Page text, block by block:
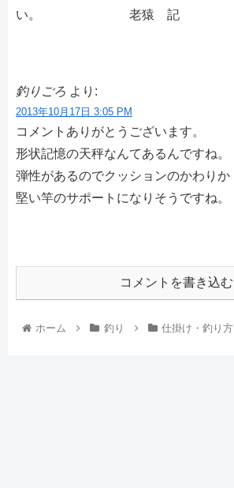
い。 老猿 記
釣りごろ より:
2013年10月17日 3:05 PM
コメントありがとうございます。
形状記憶の天秤なんてあるんですね。
弾性があるのでクッションのかわりか
堅い竿のサポートになりそうですね。
コメントを書き込む
ホーム 釣り 仕掛け・釣り方